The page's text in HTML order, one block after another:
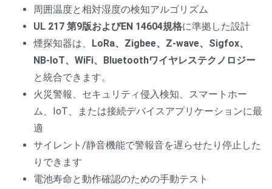
周囲温度と相対湿度の検知アルゴリズム
UL 217 第9版およびEN 14604規格に準拠した設計
煙探知器は、 LoRa、Zigbee、Z-wave、Sigfox、
NB-IoT、WiFi、Bluetoothワイヤレステクノロジー
と統合できます。
火災警報、セキュリティ侵入検知、スマートホー
ム、IoT、または接続デバイスアプリケーションに最
適
サイレント/静音機能で警報音を遅らせたり停止した
りできます
電池寿命と動作確認のための手動テスト